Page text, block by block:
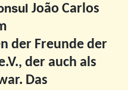
João Carlos
der Freunde der
der auch als
Das